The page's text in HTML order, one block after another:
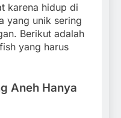
karena hidup di
yang unik sering
Berikut adalah
yang harus
Aneh Hanya